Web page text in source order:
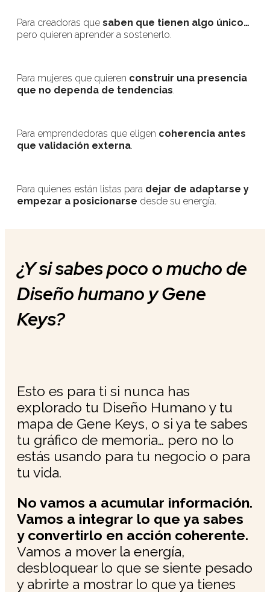
Para creadoras que saben que tienen algo único…
pero quieren aprender a sostenerlo.
Para mujeres que quieren construir una presencia
que no dependa de tendencias.
Para emprendedoras que eligen coherencia antes
que validación externa.
Para quienes están listas para dejar de adaptarse y
empezar a posicionarse desde su energía.
¿Y si sabes poco o mucho de
Diseño humano y Gene
Keys?
Esto es para ti si nunca has
explorado tu Diseño Humano y tu
mapa de Gene Keys, o si ya te sabes
tu gráfico de memoria… pero no lo
estás usando para tu negocio o para
tu vida.
No vamos a acumular información.
Vamos a integrar lo que ya sabes
y convertirlo en acción coherente.
Vamos a mover la energía,
desbloquear lo que se siente pesado
y abrirte a mostrar lo que ya tienes